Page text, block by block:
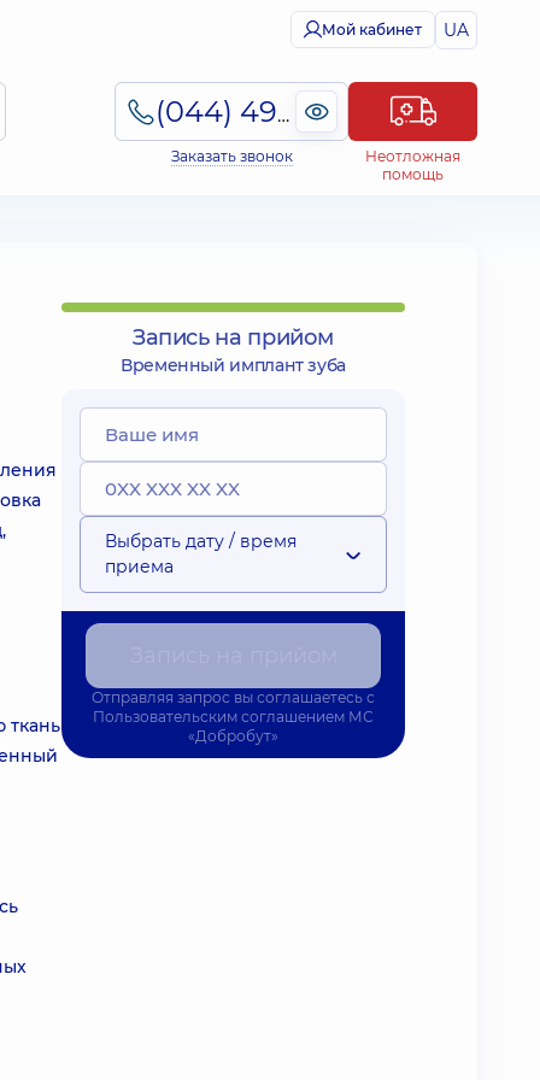
Мой кабинет UA
(044) 495-2-888
Заказать звонок
Неотложная
помощь
ткань
Запись на прийом
Временный имплант зуба
Выбрать дату / время
приема
Отправляя запрос вы соглашаетесь с
Пользовательским соглашением МС
«Добробут»